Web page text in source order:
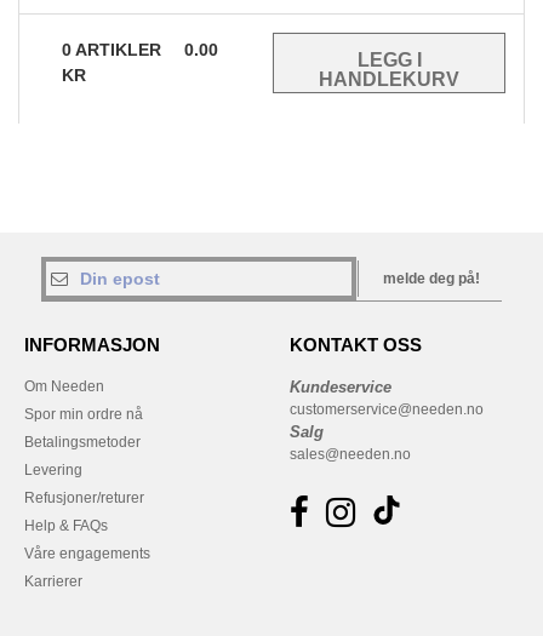
0ARTIKLER
0.00
KR
melde deg på!
INFORMASJON
Om Needen
Spor min ordre nå
Betalingsmetoder
Levering
Refusjoner/returer
Help & FAQs
Våre engagements
Karrierer
KONTAKT OSS
Kundeservice
customerservice@needen.no
Salg
sales@needen.no